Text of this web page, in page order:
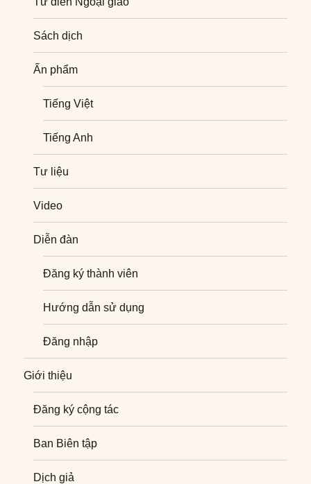
Sách dịch
Ấn phẩm
Tiếng Việt
Tiếng Anh
Tư liệu
Video
Diễn đàn
Đăng ký thành viên
Hướng dẫn sử dụng
Đăng nhập
Giới thiệu
Đăng ký cộng tác
Ban Biên tập
Dịch giả